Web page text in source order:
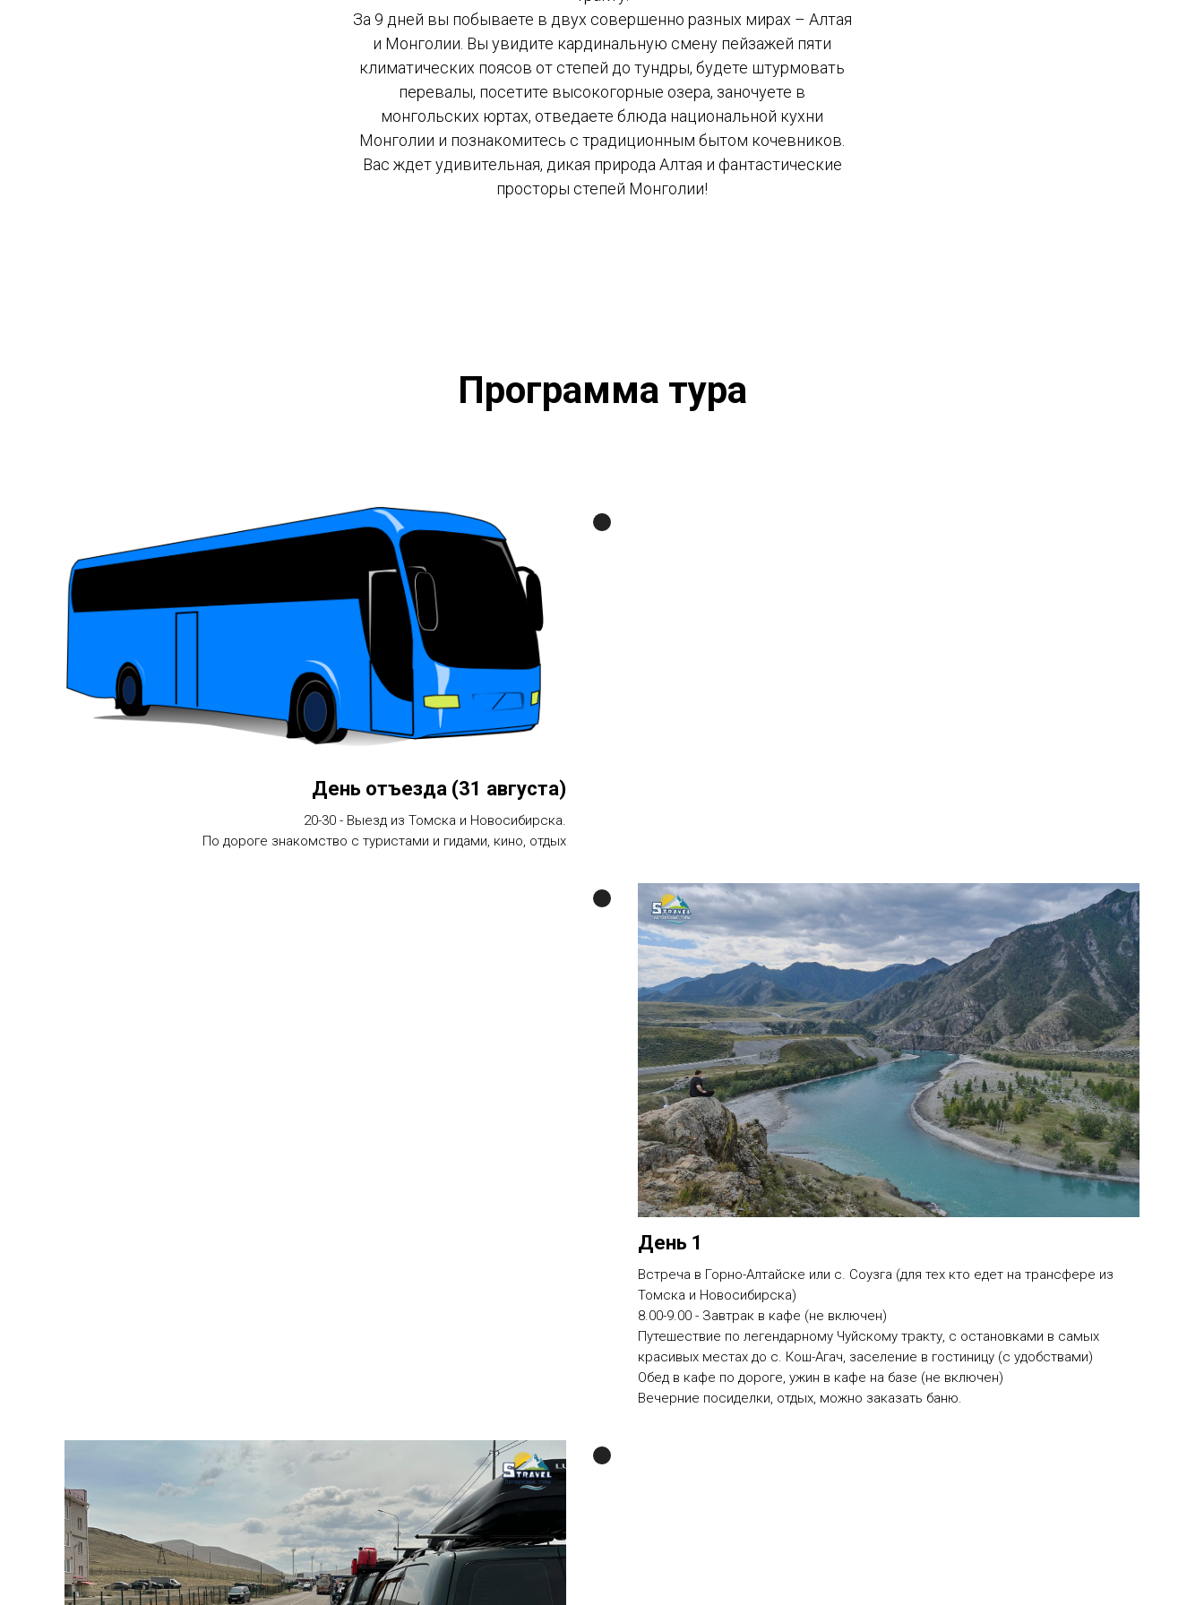
За 9 дней вы побываете в двух совершенно разных мирах – Алтая
и Монголии. Вы увидите кардинальную смену пейзажей пяти
климатических поясов от степей до тундры, будете штурмовать
перевалы, посетите высокогорные озера, заночуете в
монгольских юртах, отведаете блюда национальной кухни
Монголии и познакомитесь с традиционным бытом кочевников.
Вас ждет удивительная, дикая природа Алтая и фантастические
просторы степей Монголии!
Программа тура
День отъезда (31 августа)
20-30 - Выезд из Томска и Новосибирска.
По дороге знакомство с туристами и гидами, кино, отдых
День 1
Встреча в Горно-Алтайске или с. Соузга (для тех кто едет на трансфере из
Томска и Новосибирска)
8.00-9.00 - Завтрак в кафе (не включен)
Путешествие по легендарному Чуйскому тракту, с остановками в самых
красивых местах до с. Кош-Агач, заселение в гостиницу (с удобствами)
Обед в кафе по дороге, ужин в кафе на базе (не включен)
Вечерние посиделки, отдых, можно заказать баню.